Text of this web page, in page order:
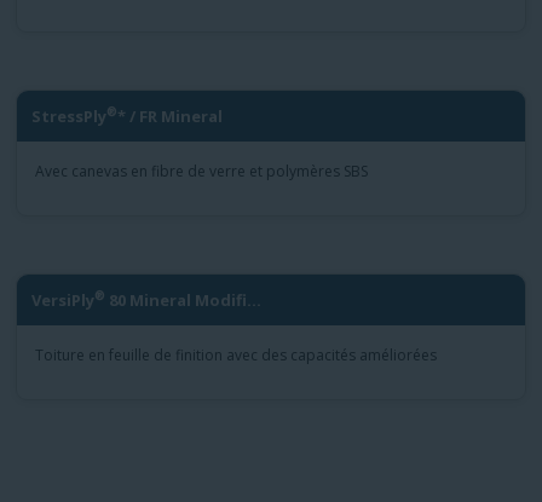
StressPly®* / FR Mineral
Avec canevas en fibre de verre et polymères SBS
VersiPly® 80 Mineral Modifi...
Toiture en feuille de finition avec des capacités améliorées